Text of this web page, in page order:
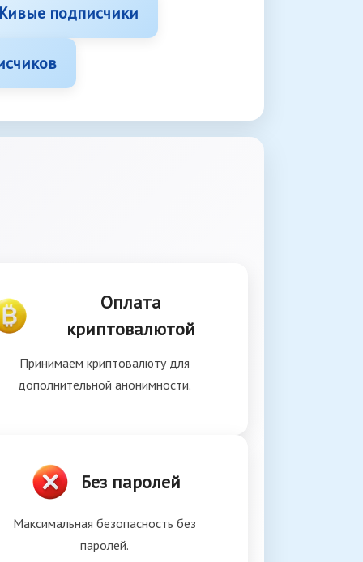
подписчики
Оплата
криптовалютой
Принимаем криптовалюту для
дополнительной анонимности.
Без паролей
Максимальная безопасность без
паролей.